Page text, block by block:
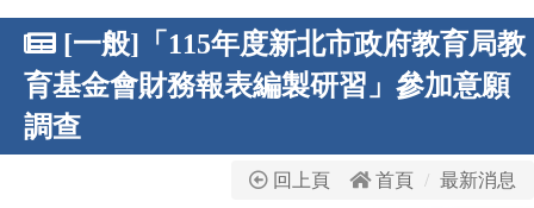
基金會公開資訊
網站管理
基金會登入
[一般]「115年度新北市政府教育局教
育基金會財務報表編製研習」參加意願
調查
回上頁 首頁 最新消息